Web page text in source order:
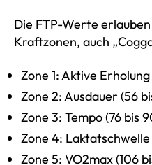
Die FTP-Werte
Kraftzonen, auch
Zone 1: Aktive Erholung
Zone 2: Ausdauer (56
Zone 3: Tempo (76 bis
Zone 4: Laktatschwelle
Zone 5: VO2max (106